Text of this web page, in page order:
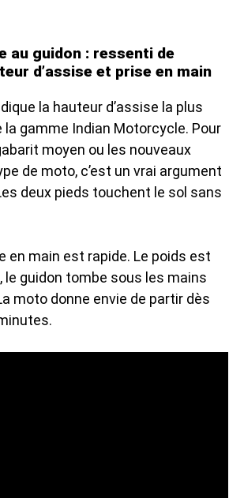
au guidon : ressenti de
d’assise et prise en main
la hauteur d’assise la plus
gamme Indian Motorcycle. Pour
moyen ou les nouveaux
de moto, c’est un vrai argument
deux pieds touchent le sol sans
en main est rapide. Le poids est
le guidon tombe sous les mains
moto donne envie de partir dès